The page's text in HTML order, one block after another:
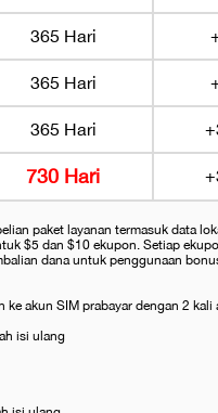
365 Hari
365 Hari
365 Hari
730 Hari
paket layanan termasuk data
$5 dan $10 ekupon. Setiap
dana untuk penggunaan
ke akun SIM prabayar dengan 2
isi ulang